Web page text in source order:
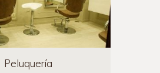
Peluquería